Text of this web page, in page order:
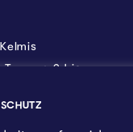
Tag von 9 bis